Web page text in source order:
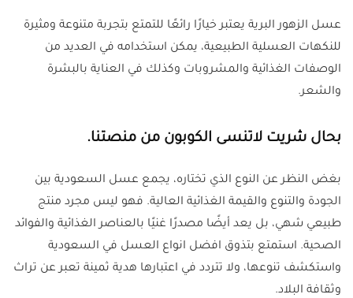
عسل الزهور البرية يعتبر خيارًا رائعًا للتمتع بتجربة متنوعة ومثيرة
للنكهات العسلية الطبيعية، يمكن استخدامه في العديد من
الوصفات الغذائية والمشروبات وكذلك في العناية بالبشرة
والشعر.
بحال شريت لاتنسى الكوبون من منصتنا.
بغض النظر عن النوع الذي تختاره، يجمع عسل السعودية بين
الجودة والتنوع والقيمة الغذائية العالية. فهو ليس مجرد منتج
طبيعي شهي، بل يعد أيضًا مصدرًا غنيًا بالعناصر الغذائية والفوائد
الصحية. استمتع بتذوق افضل انواع العسل في السعودية
واستكشف تنوعها، ولا تتردد في اعتبارها هدية ثمينة تعبر عن تراث
وثقافة البلاد.